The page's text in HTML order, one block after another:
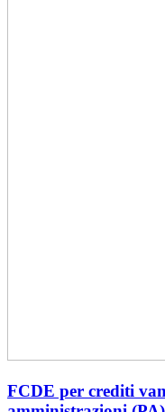
FCDE per crediti